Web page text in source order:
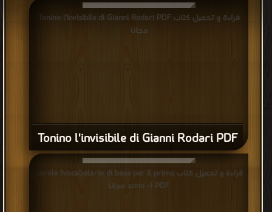
Tonino l'invisibile di Gianni Rodari PDF
قراءة و تحميل كتاب Tonino l'invisibile di Gianni Rodari PDF
مجانا
قراءة و تحميل كتاب parole (vocabolario di base per il primo
anno -) PDF مجانا